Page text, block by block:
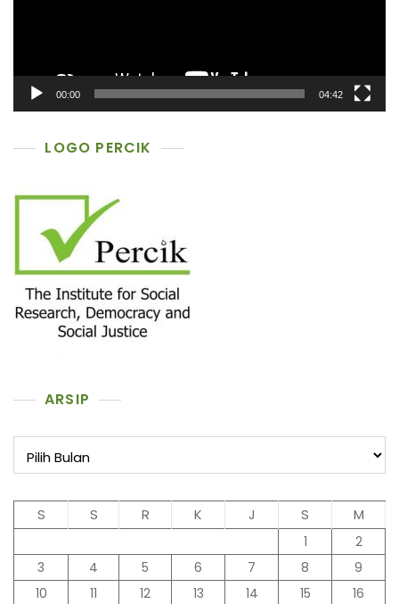
00:00 04:42
LOGO PERCIK
ARSIP
S S R K J S M
1
2
3
4 5 6 7 8
9
10
11 12 13 14 15
16